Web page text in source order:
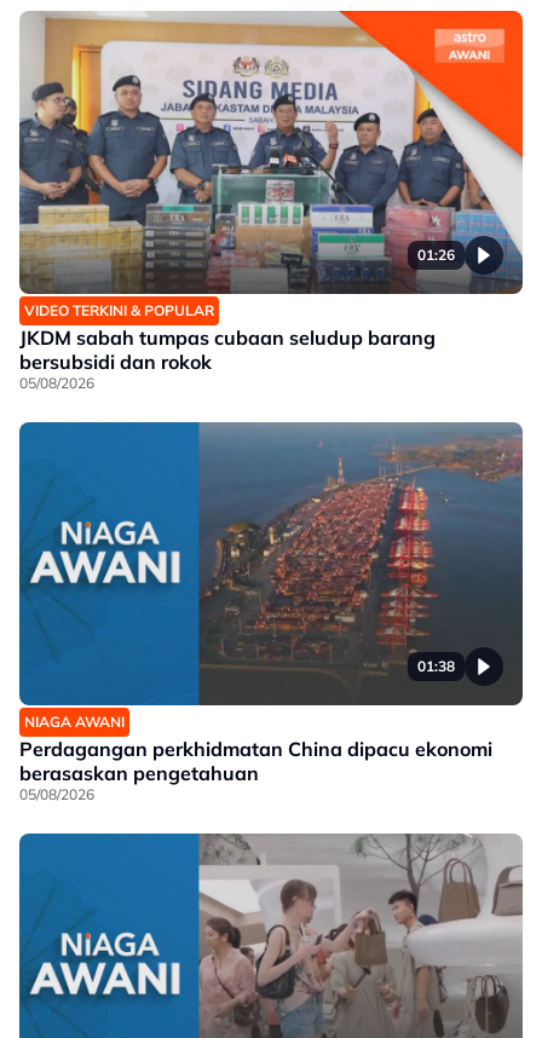
01:26
VIDEO TERKINI & POPULAR
JKDM sabah tumpas cubaan seludup barang
bersubsidi dan rokok
05/08/2026
01:38
NIAGA AWANI
Perdagangan perkhidmatan China dipacu ekonomi
berasaskan pengetahuan
05/08/2026